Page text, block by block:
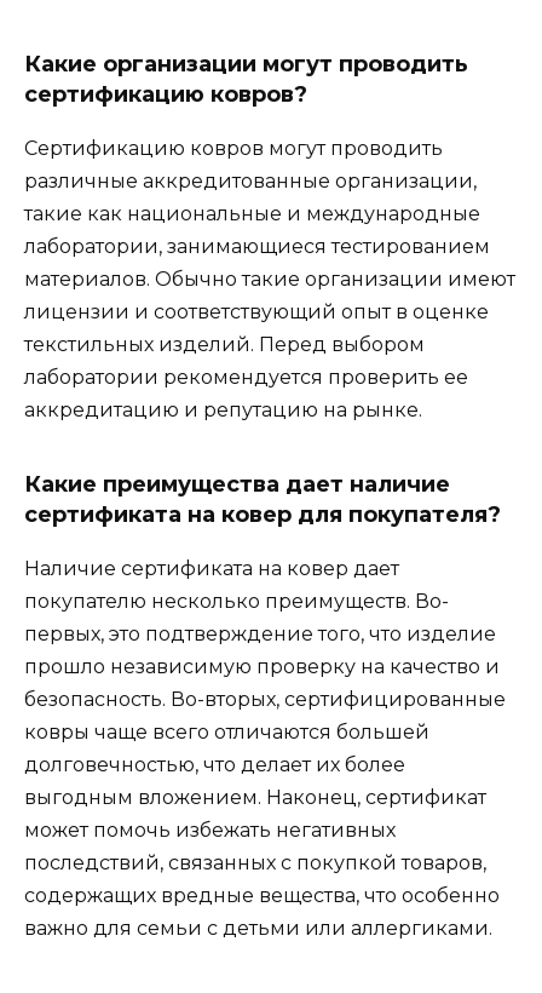
Какие организации могут проводить
сертификацию ковров?
Сертификацию ковров могут проводить
различные аккредитованные организации,
такие как национальные и международные
лаборатории, занимающиеся тестированием
материалов. Обычно такие организации имеют
лицензии и соответствующий опыт в оценке
текстильных изделий. Перед выбором
лаборатории рекомендуется проверить ее
аккредитацию и репутацию на рынке.
Какие преимущества дает наличие
сертификата на ковер для покупателя?
Наличие сертификата на ковер дает
покупателю несколько преимуществ. Во-
первых, это подтверждение того, что изделие
прошло независимую проверку на качество и
безопасность. Во-вторых, сертифицированные
ковры чаще всего отличаются большей
долговечностью, что делает их более
выгодным вложением. Наконец, сертификат
может помочь избежать негативных
последствий, связанных с покупкой товаров,
содержащих вредные вещества, что особенно
важно для семьи с детьми или аллергиками.